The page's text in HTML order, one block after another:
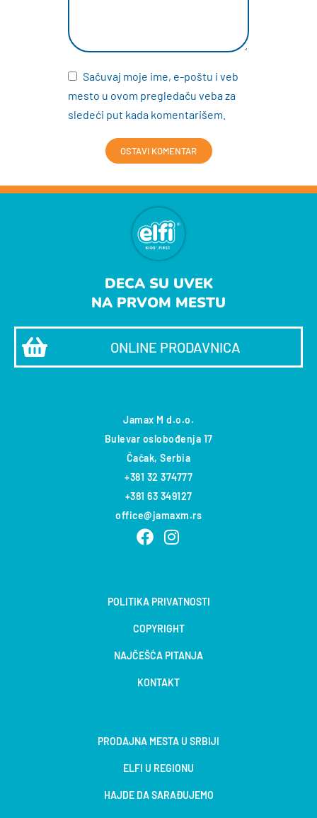
Sačuvaj moje ime, e-poštu i veb
mesto u ovom pregledaču veba za
sledeći put kada komentarišem.
OSTAVI KOMENTAR
DECA SU UVEK
NA PRVOM MESTU
ONLINE PRODAVNICA
Jamax M d.o.o.
Bulevar oslobođenja 17
Čačak, Serbia
+381 32 374777
+381 63 349127
office@jamaxm.rs
POLITIKA PRIVATNOSTI
COPYRIGHT
NAJČEŠĆA PITANJA
KONTAKT
PRODAJNA MESTA U SRBIJI
ELFI U REGIONU
HAJDE DA SARAĐUJEMO